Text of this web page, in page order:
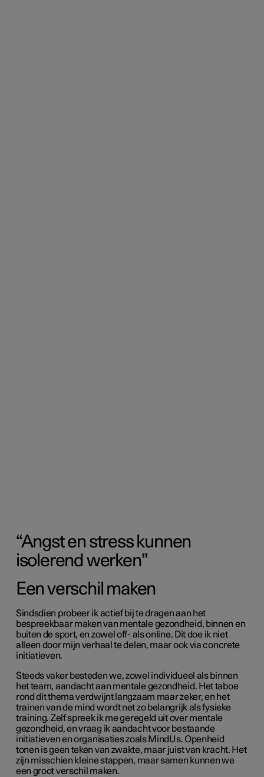
“Angst en stress kunnen
isolerend werken”
Een verschil maken
Sindsdien probeer ik actief bij te dragen aan het
bespreekbaar maken van mentale gezondheid, binnen en
buiten de sport, en zowel off- als online. Dit doe ik niet
alleen door mijn verhaal te delen, maar ook via concrete
initiatieven.
Steeds vaker besteden we, zowel individueel als binnen
het team, aandacht aan mentale gezondheid. Het taboe
rond dit thema verdwijnt langzaam maar zeker, en het
trainen van de mind wordt net zo belangrijk als fysieke
training. Zelf spreek ik me geregeld uit over mentale
gezondheid, en vraag ik aandacht voor bestaande
initiatieven en organisaties zoals MindUs. Openheid
tonen is geen teken van zwakte, maar juist van kracht. Het
zijn misschien kleine stappen, maar samen kunnen we
een groot verschil maken.